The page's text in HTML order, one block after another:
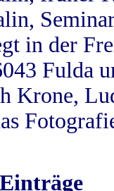
in der
Fulda
Krone,